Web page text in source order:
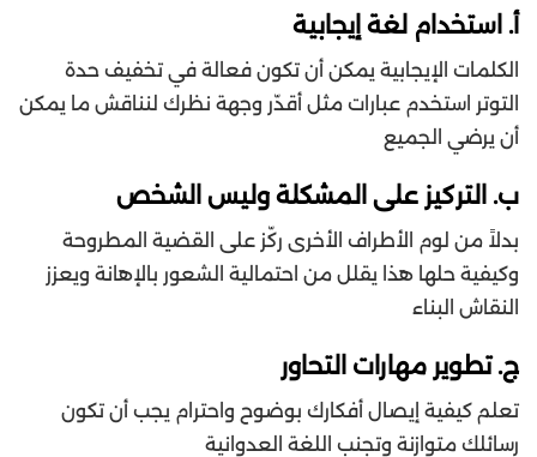
أ. استخدام لغة إيجابية
الكلمات الإيجابية يمكن أن تكون فعالة في تخفيف حدة
التوتر استخدم عبارات مثل أقدّر وجهة نظرك لنناقش ما يمكن
أن يرضي الجميع
ب. التركيز على المشكلة وليس الشخص
بدلاً من لوم الأطراف الأخرى ركّز على القضية المطروحة
وكيفية حلها هذا يقلل من احتمالية الشعور بالإهانة ويعزز
النقاش البناء
ج. تطوير مهارات التحاور
تعلم كيفية إيصال أفكارك بوضوح واحترام يجب أن تكون
رسائلك متوازنة وتجنب اللغة العدوانية